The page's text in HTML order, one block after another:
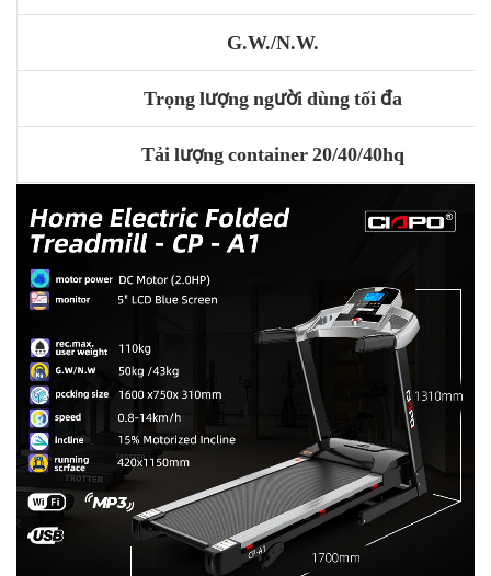
G.W./N.W.
Trọng lượng người dùng tối đa
Tải lượng container 20/40/40hq